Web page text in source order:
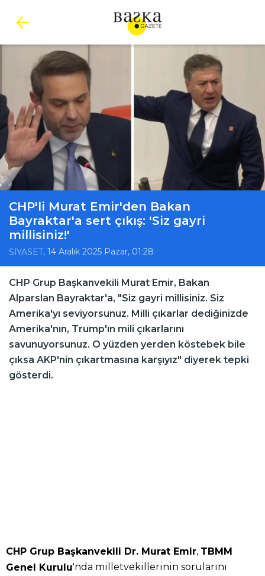
CHP'li Murat Emir'den Bakan
Bayraktar'a sert çıkış: 'Siz gayri
millisiniz!'
SİYASET, 14 Aralık 2025 Pazar, 01:28
CHP Grup Başkanvekili Murat Emir, Bakan
Alparslan Bayraktar'a, "Siz gayri millisiniz. Siz
Amerika'yı seviyorsunuz. Milli çıkarlar dediğinizde
Amerika'nın, Trump'ın mili çıkarlarını
savunuyorsunuz. O yüzden yerden köstebek bile
çıksa AKP'nin çıkartmasına karşıyız" diyerek tepki
gösterdi.
CHP Grup Başkanvekili Dr. Murat Emir, TBMM
Genel Kurulu'nda milletvekillerinin sorularını